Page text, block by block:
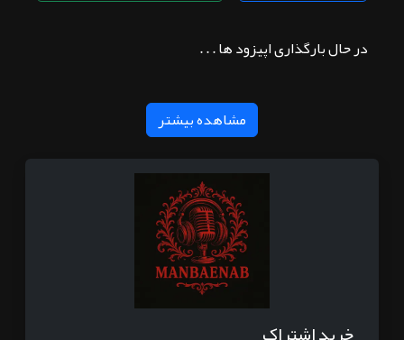
در حال بارگذاری اپیزود ها . . .
مشاهده بیشتر